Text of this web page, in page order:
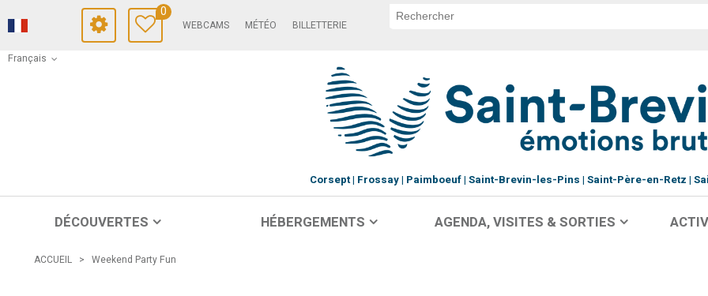
Français
0
WEBCAMS MÉTÉO BILLETTERIE
Corsept Frossay Paimboeuf Saint-Brevin-les-Pins Saint-Père-en-Retz
DÉCOUVERTES HÉBERGEMENTS AGENDA, VISITES & SORTIES
ACCUEIL > Weekend Party Fun